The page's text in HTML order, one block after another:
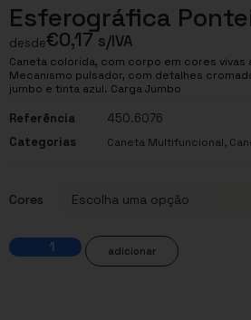
Esferográfica
desde€0,17 s/IVA
Caneta colorida, com corpo em cores
Mecanismo pulsador, com detalhes
jumbo e tinta azul. Carga Jumbo
Referência
450.6076
Categorias
Caneta Multifuncional,
Cores
adicionar